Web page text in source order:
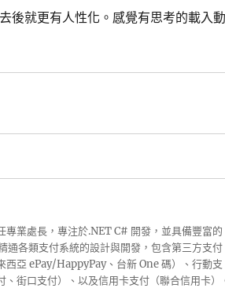
就更有人性化。感覺有思考的載入動
專業處長，專注於.NET C# 開發，並具備豐富的
通各類支付系統的設計與開發，包含第三方支付
西亞 ePay/HappyPay、台新 One 碼）、行動支
街口支付）、以及信用卡支付（聯合信用卡）